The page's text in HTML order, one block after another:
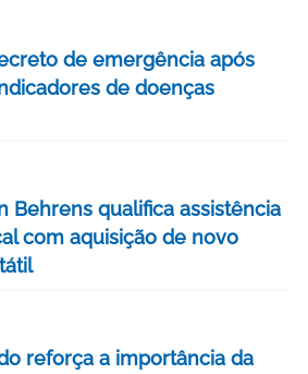
de emergência após
de doenças
Behrens qualifica assistência
com aquisição de novo
reforça a importância da